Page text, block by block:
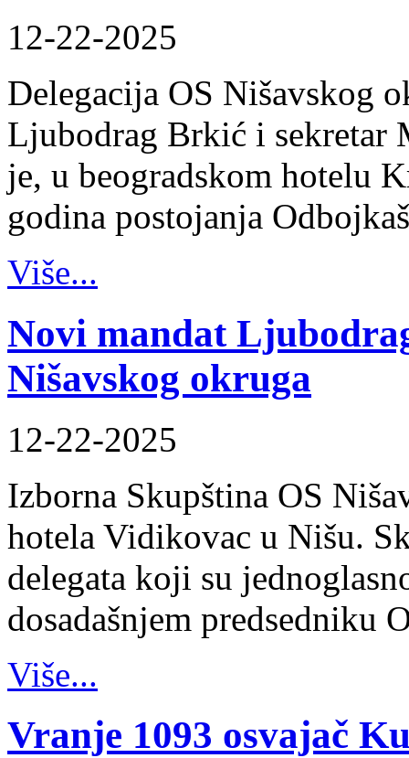
12-22-2025
Delegacija OS Nišavskog
Ljubodrag Brkić i sekretar
je, u beogradskom hotelu
godina postojanja
Više...
Novi mandat
Nišavskog okruga
12-22-2025
Izborna Skupština OS
hotela Vidikovac u Nišu.
delegata koji su
dosadašnjem predsedniku
Više...
Vranje 1093 osvajač